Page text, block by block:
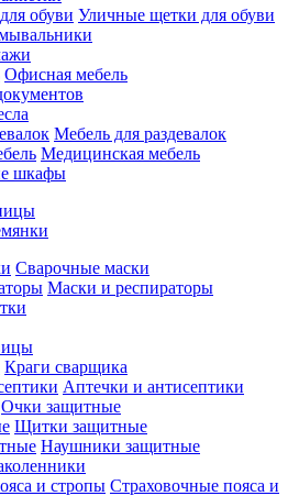
Уличные щетки для обуви
Офисная мебель
Мебель для раздевалок
Медицинская мебель
шкафы
Сварочные маски
Маски и респираторы
Краги сварщика
Аптечки и антисептики
Очки защитные
Щитки защитные
Наушники защитные
Страховочные пояса и